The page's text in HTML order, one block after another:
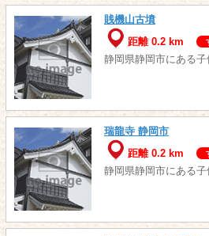
賎機山古墳
距離 0.2 km
静岡県静岡市にある子
瑞龍寺 静岡市
距離 0.2 km
静岡県静岡市にある子